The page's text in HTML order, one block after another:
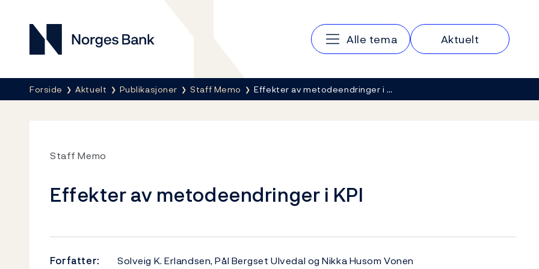
Norges Bank
Hovedmeny
Alle tema Aktuelt
Her er du nå:
Forside Aktuelt Publikasjoner Staff Memo Effekter av metodeendringer i …
Staff Memo
Effekter av metodeendringer i KPI
Forfatter:
Solveig K. Erlandsen, Pål Bergset Ulvedal og Nikka Husom Vonen